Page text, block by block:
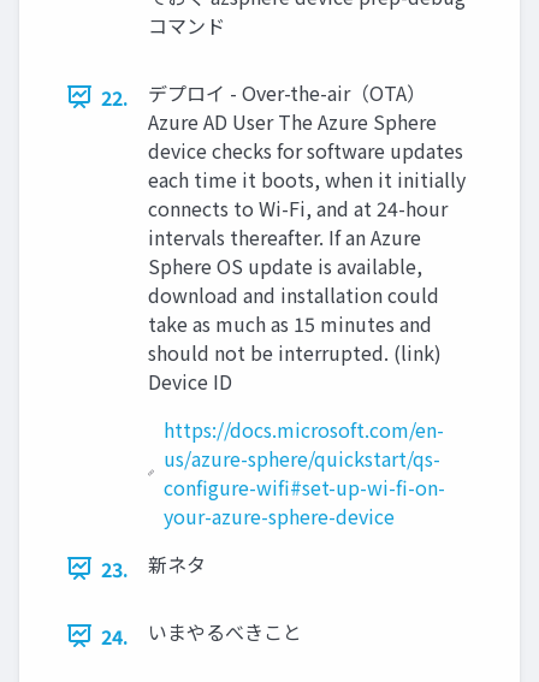
コマンド
22.
デプロイ - Over-the-air（OTA）
Azure AD User The Azure Sphere
device checks for software updates
each time it boots, when it initially
connects to Wi-Fi, and at 24-hour
intervals thereafter. If an Azure
Sphere OS update is available,
download and installation could
take as much as 15 minutes and
should not be interrupted. (link)
Device ID
https://docs.microsoft.com/en-
us/azure-sphere/quickstart/qs-
configure-wifi#set-up-wi-fi-on-
your-azure-sphere-device
23.
新ネタ
24. いまやるべきこと